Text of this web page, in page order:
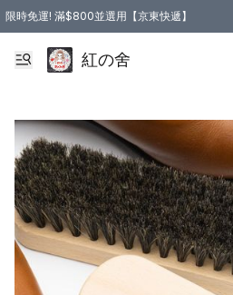
限時免運! 滿$800並選用【京東快遞】
紅の舍